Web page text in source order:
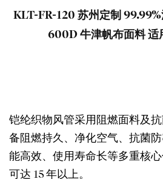
KLT-FR-120 苏州定制
600D 牛津帆布面料 适
铠纶织物风管采用阻燃面料及
备阻燃持久、净化空气、抗菌
能高效、使用寿命长等多重核
可达 15 年以上。